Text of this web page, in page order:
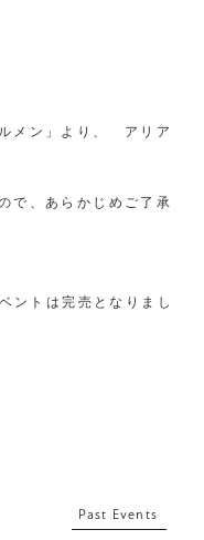
メン」より、 アリア
で、あらかじめご了承
ントは完売となりまし
Past Events